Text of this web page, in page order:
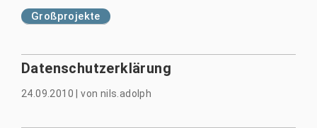
Großprojekte
Datenschutzerklärung
24.09.2010 |von nils.adolph